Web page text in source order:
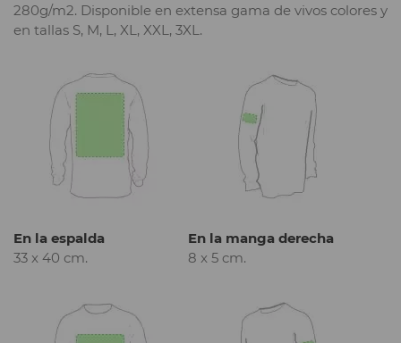
280g/m2. Disponible en extensa gama de vivos colores y
en tallas S, M, L, XL, XXL, 3XL.
En la espalda
33 x 40 cm.
En la manga derecha
8 x 5 cm.